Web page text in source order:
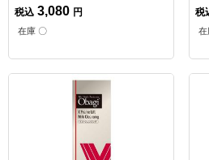
税込 3,080 円
在庫 〇
税
在